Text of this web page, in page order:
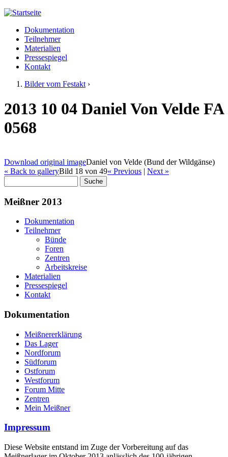
Jump to navigation
Meißner 2013
Hauptmenü
Dokumentation
Teilnehmer
Materialien
Pressespiegel
Kontakt
Bilder vom Festakt ›
2013 10 04 Daniel Von Velde FA
0568
Download original imageDaniel von Velde (Bund der Wildgänse)
« Back to galleryBild 18 von 49« Previous | Next »
Meißner 2013
Dokumentation
Teilnehmer
Bünde
Foren
Zentren
Arbeitskreise
Materialien
Pressespiegel
Kontakt
Dokumentation
Meißnererklärung
Das Lager
Nordforum
Südforum
Ostforum
Westforum
Forum Mitte
Zentren
Mein Meißner
Impressum
Diese Website entstand im Zuge der Vorbereitung auf das